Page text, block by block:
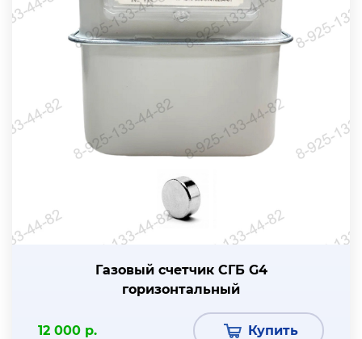
Газовый счетчик СГБ G4
горизонтальный
12 000 р. Купить